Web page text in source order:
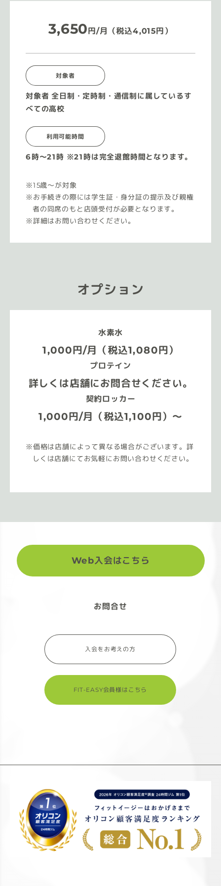
3,650円/月（税込4,015円）
対象者
対象者 全日制・定時制・通信制に属しているす
べての高校
利用可能時間
6時〜21時 ※21時は完全退館時間となります。
15歳〜が対象
お手続きの際には学生証・身分証の提示及び親権
者の同席のもと店頭受付が必要となります。
詳細はお問い合わせください。
オプション
水素水
1,000円/月（税込1,080円）
プロテイン
詳しくは店舗にお問合せください。
契約ロッカー
1,000円/月（税込1,100円）～
価格は店舗によって異なる場合がございます。詳
しくは店舗にてお気軽にお問い合わせください。
Web入会はこちら
お問合せ
入会をお考えの方
FIT-EASY会員様はこちら